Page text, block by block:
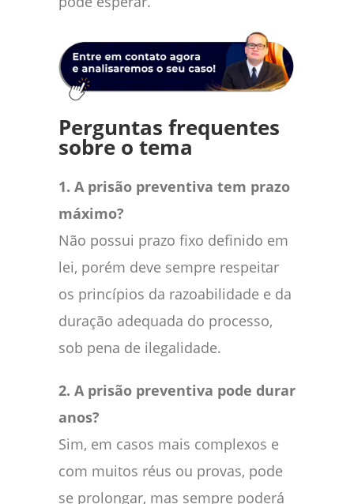
Perguntas frequentes
sobre o tema
1. A prisão preventiva tem prazo
máximo?
Não possui prazo fixo definido em
lei, porém deve sempre respeitar
os princípios da razoabilidade e da
duração adequada do processo,
sob pena de ilegalidade.
2. A prisão preventiva pode durar
anos?
Sim, em casos mais complexos e
com muitos réus ou provas, pode
se prolongar, mas sempre poderá